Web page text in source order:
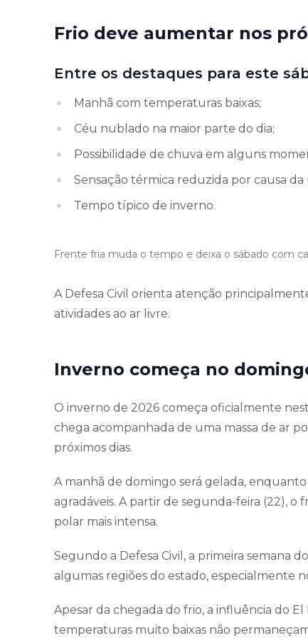
Frio deve aumentar nos
Entre os destaques para este
Manhã com temperaturas baixas;
Céu nublado na maior parte do dia;
Possibilidade de chuva em alguns
Sensação térmica reduzida por causa da
Tempo típico de inverno.
Frente fria muda o tempo e deixa o sábado com
A Defesa Civil orienta atenção
atividades ao ar livre.
Inverno começa no
O inverno de 2026 começa oficialmente
chega acompanhada de uma massa de ar
próximos dias.
A manhã de domingo será gelada,
agradáveis. A partir de segunda-feira (22), o
polar mais intensa.
Segundo a Defesa Civil, a primeira semana
algumas regiões do estado, especialmente
Apesar da chegada do frio, a influência do
temperaturas muito baixas não